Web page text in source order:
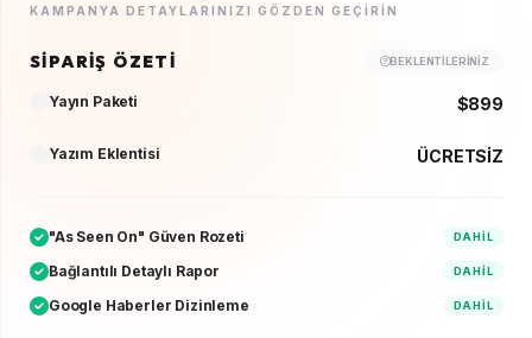
KAMPANYA DETAYLARINIZI GÖZDEN GEÇIRIN
SIPARIŞ ÖZETI BEKLENTILERINIZ
Yayın Paketi $899
Yazım Eklentisi ÜCRETSİZ
"As Seen On" Güven Rozeti DAHIL
Bağlantılı Detaylı Rapor DAHIL
Google Haberler Dizinleme DAHIL